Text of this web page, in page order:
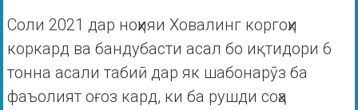
Соли 2021 дар ноҳияи Ховалинг коргоҳи
коркард ва бандубасти асал бо иқтидори 6
тонна асали табиӣ дар як шабонарӯз ба
фаъолият оғоз кард, ки ба рушди соҳа